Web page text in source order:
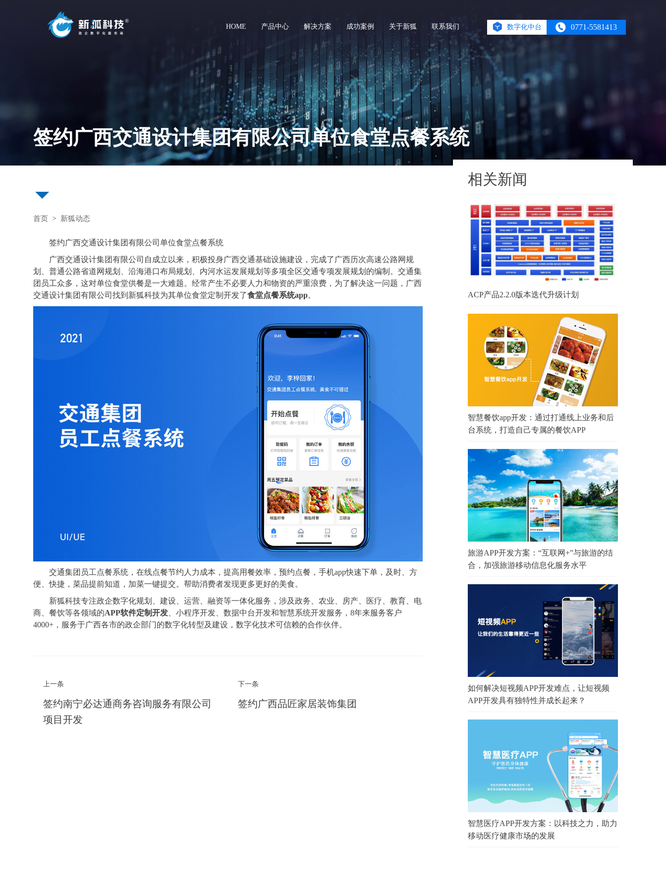
HOME 产品中心
应用监控预警服务
研发中台
云门户管理平台
单点登录服务(Cas)
工作流管理平台
统一权限管理服务
数据中台
数据治理&数据上报
数据集成服务
数据开发服务
主数据管理服务
数据安全网关
数字化中台架构
解决方案 成功案例 关于新狐 联系我们 数字化中台 0771-5581413
签约广西交通设计集团有限公司单位食堂点餐系统
首页 > 新狐动态
签约广西交通设计集团有限公司单位食堂点餐系统
广西交通设计集团有限公司自成立以来，积极投身广西交通基础设施建设，完成了广西历次高速公路网规
划、普通公路省道网规划、沿海港口布局规划、内河水运发展规划等多项全区交通专项发展规划的编制。交通集
团员工众多，这对单位食堂供餐是一大难题。经常产生不必要人力和物资的严重浪费，为了解决这一问题，广西
交通设计集团有限公司找到新狐科技为其单位食堂定制开发了食堂点餐系统app。
交通集团员工点餐系统，在线点餐节约人力成本，提高用餐效率，预约点餐，手机app快速下单，及时、方
便、快捷，菜品提前知道，加菜一键提交。帮助消费者发现更多更好的美食。
新狐科技专注政企数字化规划、建设、运营、融资等一体化服务，涉及政务、农业、房产、医疗、教育、电
商、餐饮等各领域的APP软件定制开发 、小程序开发、数据中台开发和智慧系统开发服务，8年来服务客户
4000+，服务于广西各市的政企部门的数字化转型及建设，数字化技术可信赖的合作伙伴。
上一条
签约南宁必达通商务咨询服务有限公司
项目开发
下一条
签约广西品匠家居装饰集团
相关新闻
ACP产品2.2.0版本迭代升级计划
智慧餐饮app开发：通过打通线上业务和后
台系统，打造自己专属的餐饮APP
旅游APP开发方案：“互联网+”与旅游的结
合，加强旅游移动信息化服务水平
如何解决短视频APP开发难点，让短视频
APP开发具有独特性并成长起来？
智慧医疗APP开发方案：以科技之力，助力
移动医疗健康市场的发展